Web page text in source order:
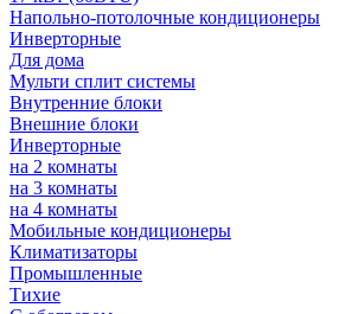
Напольно-потолочные кондиционеры
Инверторные
Для дома
Мульти сплит системы
Внутренние блоки
Внешние блоки
Инверторные
на 2 комнаты
на 3 комнаты
на 4 комнаты
Мобильные кондиционеры
Климатизаторы
Промышленные
Тихие